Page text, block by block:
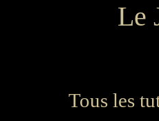
Le
Tous les